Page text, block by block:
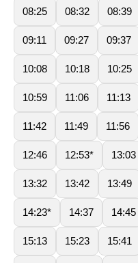
08:25 08:32 08:39
09:11 09:27 09:37
10:08 10:18 10:25
10:59 11:06 11:13
11:42 11:49 11:56
12:46 12:53* 13:03
13:32 13:42 13:49
14:23* 14:37 14:45
15:13 15:23 15:41